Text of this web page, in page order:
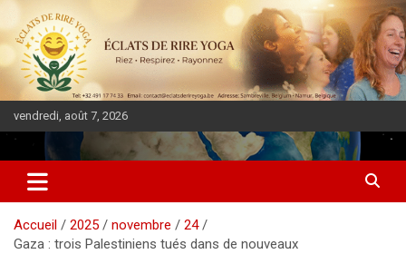
vendredi, août 7, 2026
DIASPORA PULSE
Accueil 2025 novembre
24
Gaza : trois Palestiniens tués dans de nouveaux